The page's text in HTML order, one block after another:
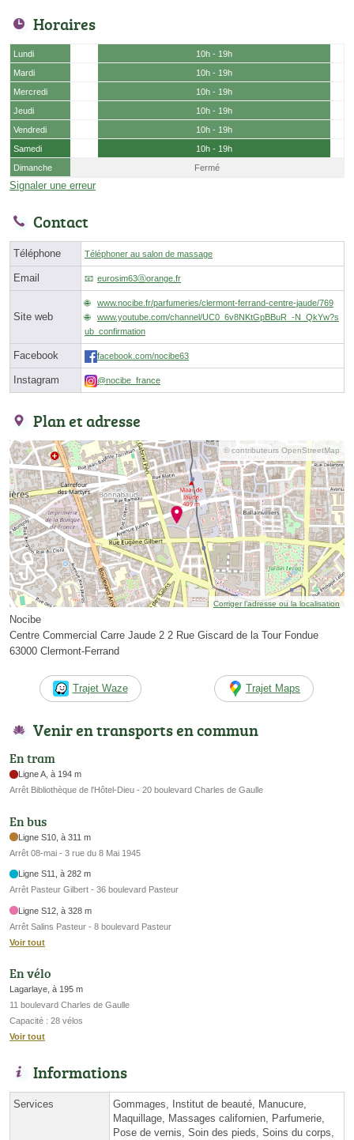
Horaires
Lundi
10h - 19h
Mardi
10h - 19h
Mercredi
10h - 19h
Jeudi
10h - 19h
Vendredi
10h - 19h
Samedi
10h - 19h
Dimanche
Fermé
Signaler une erreur
Contact
Téléphone Téléphoner au salon de massage
Email eurosim63ⓐorange.fr
Site web
www.nocibe.fr/parfumeries/clermont-ferrand-centre-jaude/769
www.youtube.com/channel/UC0_6v8NKtGpBBuR_-N_QkYw?s
ub_confirmation
Facebook facebook.com/nocibe63
Instagram @nocibe_france
Plan et adresse
© contributeurs OpenStreetMap
Corriger l’adresse ou la localisation
Nocibe
Centre Commercial Carre Jaude 2 2 Rue Giscard de la Tour Fondue
63000 Clermont-Ferrand
Trajet Waze Trajet Maps
Venir en transports en commun
En tram
Ligne A, à 194 m
Arrêt Bibliothèque de l'Hôtel-Dieu - 20 boulevard Charles de Gaulle
En bus
Ligne S10, à 311 m
Arrêt 08-mai - 3 rue du 8 Mai 1945
Ligne S11, à 282 m
Arrêt Pasteur Gilbert - 36 boulevard Pasteur
Ligne S12, à 328 m
Arrêt Salins Pasteur - 8 boulevard Pasteur
Voir tout
En vélo
Lagarlaye, à 195 m
11 boulevard Charles de Gaulle
Capacité : 28 vélos
Voir tout
Informations
Services
Gommages, Institut de beauté, Manucure,
Maquillage, Massages californien, Parfumerie,
Pose de vernis, Soin des pieds, Soins du corps,